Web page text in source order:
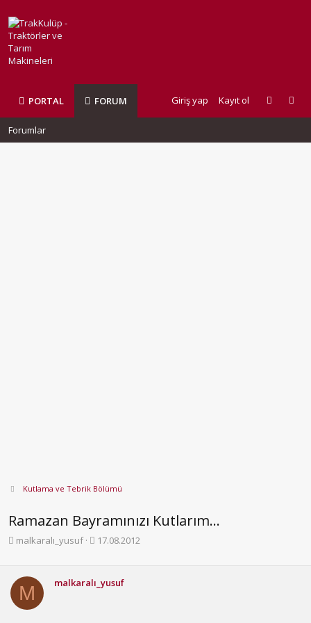
PORTAL FORUM Giriş yap Kayıt ol
Forumlar
Kutlama ve Tebrik Bölümü
Ramazan Bayramınızı Kutlarım...
K
b
u
y
malkaralı_yusuf
B
a
17.08.2012
M malkaralı_yusuf